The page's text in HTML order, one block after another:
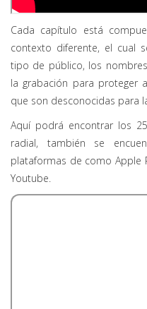
Cada capítulo está
contexto diferente, el cual
tipo de público, los
la grabación para proteger
que son desconocidas para
Aquí podrá encontrar los
radial, también se
plataformas de como Apple
Youtube.